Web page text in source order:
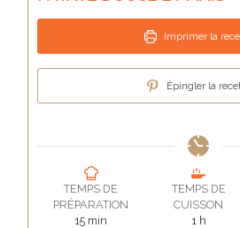
Imprimer la
Épingler la
TEMPS DE
PRÉPARATION
15minutes
min
TEMPS DE
CUISSON
1 heure
h